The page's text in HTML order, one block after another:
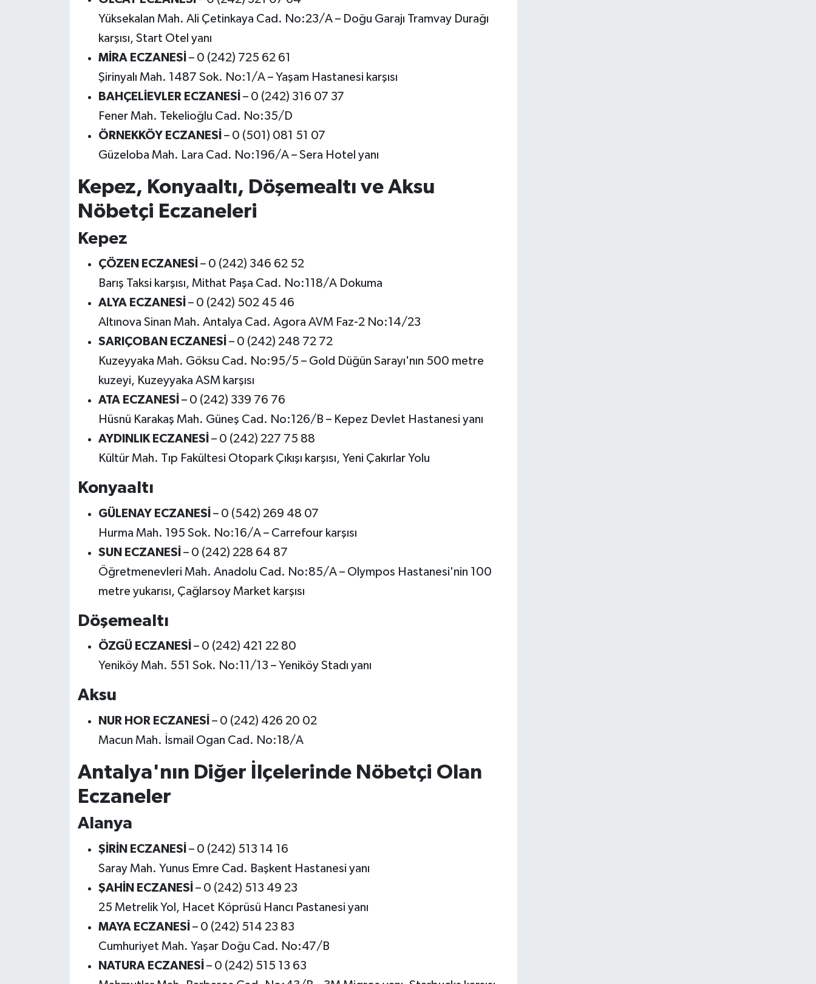
Yüksekalan Mah. Ali Çetinkaya Cad. No:23/A – Doğu Garajı Tramvay Durağı
karşısı, Start Otel yanı
MİRA ECZANESİ – 0 (242) 725 62 61
Şirinyalı Mah. 1487 Sok. No:1/A – Yaşam Hastanesi karşısı
BAHÇELİEVLER ECZANESİ – 0 (242) 316 07 37
Fener Mah. Tekelioğlu Cad. No:35/D
ÖRNEKKÖY ECZANESİ – 0 (501) 081 51 07
Güzeloba Mah. Lara Cad. No:196/A – Sera Hotel yanı
Kepez, Konyaaltı, Döşemealtı ve Aksu
Nöbetçi Eczaneleri
Kepez
ÇÖZEN ECZANESİ – 0 (242) 346 62 52
Barış Taksi karşısı, Mithat Paşa Cad. No:118/A Dokuma
ALYA ECZANESİ – 0 (242) 502 45 46
Altınova Sinan Mah. Antalya Cad. Agora AVM Faz-2 No:14/23
SARIÇOBAN ECZANESİ – 0 (242) 248 72 72
Kuzeyyaka Mah. Göksu Cad. No:95/5 – Gold Düğün Sarayı'nın 500 metre
kuzeyi, Kuzeyyaka ASM karşısı
ATA ECZANESİ – 0 (242) 339 76 76
Hüsnü Karakaş Mah. Güneş Cad. No:126/B – Kepez Devlet Hastanesi yanı
AYDINLIK ECZANESİ – 0 (242) 227 75 88
Kültür Mah. Tıp Fakültesi Otopark Çıkışı karşısı, Yeni Çakırlar Yolu
Konyaaltı
GÜLENAY ECZANESİ – 0 (542) 269 48 07
Hurma Mah. 195 Sok. No:16/A – Carrefour karşısı
SUN ECZANESİ – 0 (242) 228 64 87
Öğretmenevleri Mah. Anadolu Cad. No:85/A – Olympos Hastanesi'nin 100
metre yukarısı, Çağlarsoy Market karşısı
Döşemealtı
ÖZGÜ ECZANESİ – 0 (242) 421 22 80
Yeniköy Mah. 551 Sok. No:11/13 – Yeniköy Stadı yanı
Aksu
NUR HOR ECZANESİ – 0 (242) 426 20 02
Macun Mah. İsmail Ogan Cad. No:18/A
Antalya'nın Diğer İlçelerinde Nöbetçi Olan
Eczaneler
Alanya
ŞİRİN ECZANESİ – 0 (242) 513 14 16
Saray Mah. Yunus Emre Cad. Başkent Hastanesi yanı
ŞAHİN ECZANESİ – 0 (242) 513 49 23
25 Metrelik Yol, Hacet Köprüsü Hancı Pastanesi yanı
MAYA ECZANESİ – 0 (242) 514 23 83
Cumhuriyet Mah. Yaşar Doğu Cad. No:47/B
NATURA ECZANESİ – 0 (242) 515 13 63